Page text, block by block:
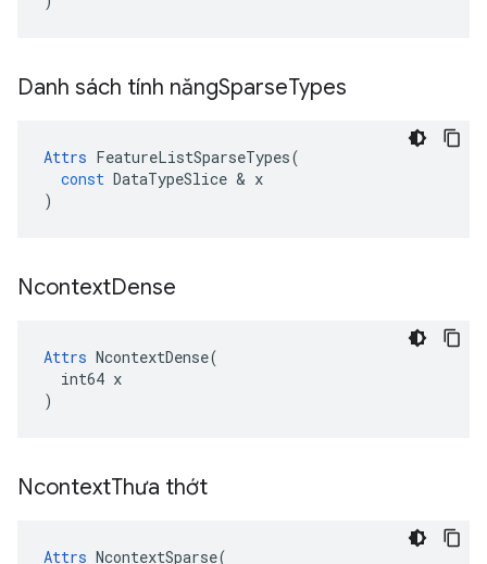
Danh sách tính năngSparseTypes
Attrs FeatureListSparseTypes(
const DataTypeSlice & x
)
NcontextDense
Attrs NcontextDense(
  int64 x
)
NcontextThưa thớt
Attrs NcontextSparse(